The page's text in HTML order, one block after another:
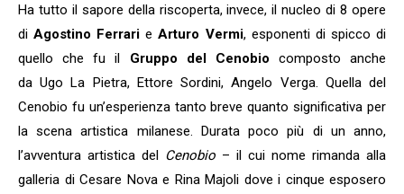
Ha tutto il sapore della riscoperta, invece, il nucleo di 8 opere
diAgostino Ferrari eArturo Vermi, esponenti di spicco di
quello che fu il Gruppo del Cenobio composto anche
da Ugo La Pietra, Ettore Sordini, Angelo Verga. Quella del
Cenobio fu un’esperienza tanto breve quanto significativa per
la scena artistica milanese. Durata poco più di un anno,
l’avventura artistica del Cenobio – il cui nome rimanda alla
galleria di Cesare Nova e Rina Majoli dove i cinque esposero